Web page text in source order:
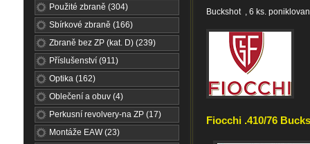
Použité zbraně (304)
Sbírkové zbraně (166)
Zbraně bez ZP (kat. D) (239)
Příslušenství (911)
Optika (162)
Oblečení a obuv (4)
Perkusní revolvery-na ZP (17)
Montáže EAW (23)
Buckshot , 6 ks.
Fiocchi .410/76